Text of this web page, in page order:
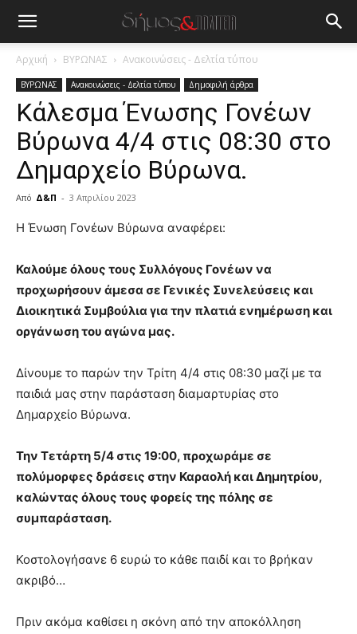
Αρχική ΒΥΡΩΝΑΣ Ανακοινώσεις - Δελτία τύπου
ΒΥΡΩΝΑΣ Ανακοινώσεις - Δελτία τύπου Δημοφιλή άρθρα
Κάλεσμα Ένωσης Γονέων
Βύρωνα 4/4 στις 08:30 στο
Δημαρχείο Βύρωνα.
Από Δ&Π - 3 Απριλίου 2023
blonde
hot
cam
show.desi
xxx
teaches
you
the
pain.
pornhun
hd
Η Ένωση Γονέων Βύρωνα αναφέρει:
Καλούμε όλους τους Συλλόγους Γονέων να
προχωρήσουν άμεσα σε Γενικές Συνελεύσεις και
Διοικητικά Συμβούλια για την πλατιά ενημέρωση και
οργάνωση του αγώνα μας.
Δίνουμε το παρών την Τρίτη 4/4 στις 08:30 μαζί με τα
παιδιά μας στην παράσταση διαμαρτυρίας στο
Δημαρχείο Βύρωνα.
Την Τετάρτη 5/4 στις 19:00, προχωράμε σε
πολύμορφες δράσεις στην Καραολή και Δημητρίου,
καλώντας όλους τους φορείς της πόλης σε
συμπαράσταση.
Κοστολογήσανε 6 ευρώ το κάθε παιδί και το βρήκαν
ακριβό…
Πριν ακόμα καθίσει η σκόνη από την αποκόλληση